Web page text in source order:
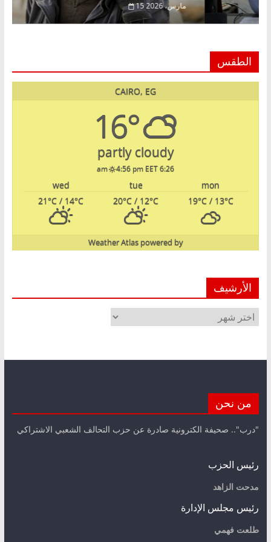
15 مارس، 2026
الطقس
CAIRO, EG
16°
partly cloudy
6:26 am
4:56 pm EET
mon
tue
wed
19°C/ 13°C
20°C / 12°C
21°C / 14°C
powered by
Weather Atlas
الأرشيف
الأرشيف
من نحن
"درب".. صحيفة الكترونية صادرة عن حزب التحالف الشعبي الاشتراكي
رئيس الحزب
مدحت الزاهد
رئيس مجلس الإدارة
طلعت فهمي